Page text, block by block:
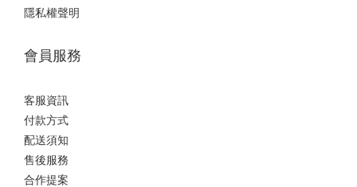
隱私權聲明
會員服務
客服資訊
付款方式
配送須知
售後服務
合作提案